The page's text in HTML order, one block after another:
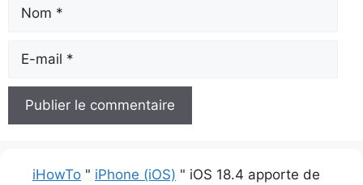
iHowTo " iPhone (iOS) " iOS 18.4 apporte de